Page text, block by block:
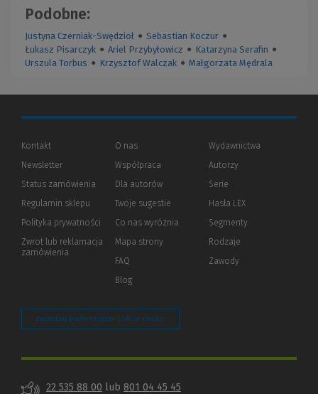
Podobne:
Justyna Czerniak-Swędzioł ● Sebastian Koczur ●
Łukasz Pisarczyk ● Ariel Przybyłowicz ● Katarzyna Serafin ●
Urszula Torbus ● Krzysztof Walczak ● Małgorzata Mędrala
Kontakt
Newsletter
Status zamówienia
Regulamin sklepu
Polityka prywatności (Nowe
(Link
innej
Zwrot lub reklamacja
zamówienia
O nas
Współpraca
Dla autorów(Nowe
(Link
innej
strony)
Twoje sugestie
Co nas wyróżnia
Mapa strony
FAQ
Blog
Wydawnictwa
Autorzy
Serie
Hasła LEX
Segmenty
Rodzaje
Zawody
Zarządzaj preferencjami plików cookie
22 535 88 00 lub 801 04 45 45